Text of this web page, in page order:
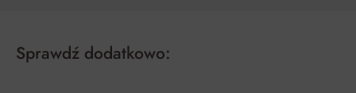
Sprawdź dodatkowo: